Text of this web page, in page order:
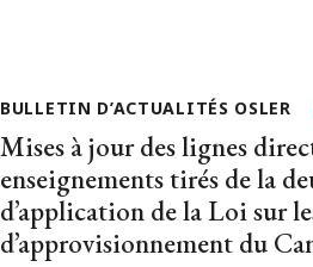
BULLETIN D’ACTUALITÉS OSLER
Mises à jour des lignes
enseignements tirés de la
d’application de la Loi sur
d’approvisionnement du